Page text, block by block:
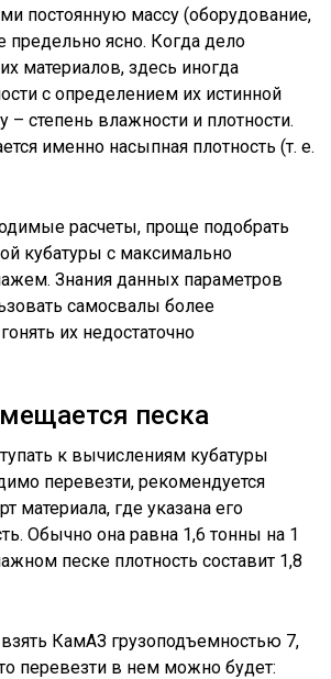
постоянную массу (оборудование,
предельно ясно. Когда дело
материалов, здесь иногда
с определением их истинной
– степень влажности и плотности.
именно насыпная плотность (т. е.
расчеты, проще подобрать
кубатуры с максимально
Знания данных параметров
самосвалы более
их недостаточно
песка
к вычислениям кубатуры
перевезти, рекомендуется
материала, где указана его
Обычно она равна 1,6 тонны на 1
песке плотность составит 1,8
взять КамАЗ грузоподъемностью 7,
перевезти в нем можно будет: